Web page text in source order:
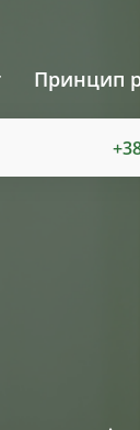
Принцип